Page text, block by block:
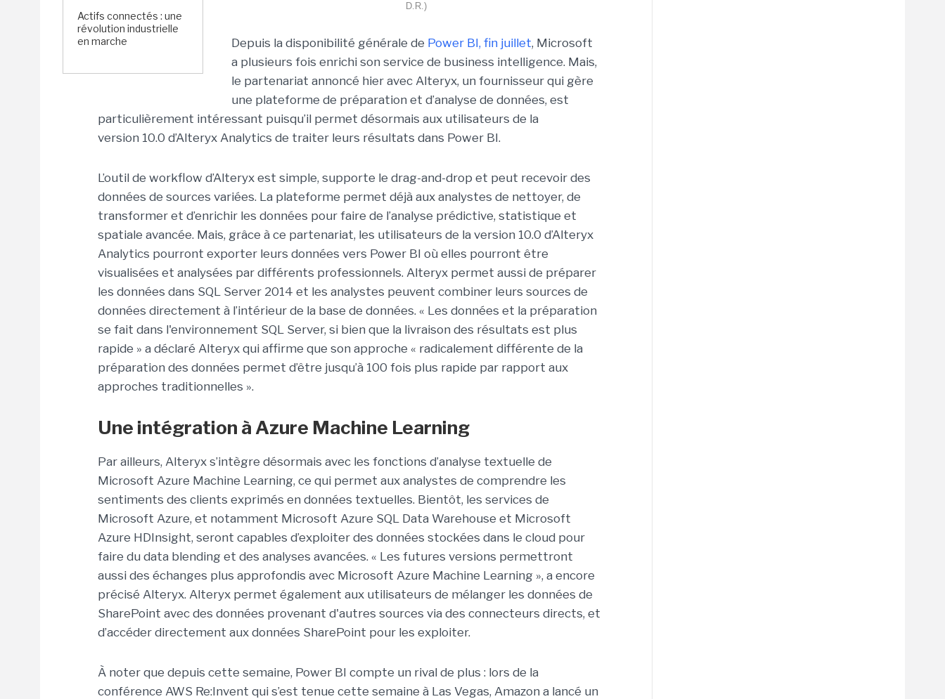
Actifs connectés : une
révolution industrielle
en marche
D.R.)
Depuis la disponibilité générale de Power BI, fin juillet, Microsoft
a plusieurs fois enrichi son service de business intelligence. Mais,
le partenariat annoncé hier avec Alteryx, un fournisseur qui gère
une plateforme de préparation et d’analyse de données, est
particulièrement intéressant puisqu’il permet désormais aux utilisateurs de la
version 10.0 d’Alteryx Analytics de traiter leurs résultats dans Power BI.
L’outil de workflow d’Alteryx est simple, supporte le drag-and-drop et peut recevoir des
données de sources variées. La plateforme permet déjà aux analystes de nettoyer, de
transformer et d’enrichir les données pour faire de l’analyse prédictive, statistique et
spatiale avancée. Mais, grâce à ce partenariat, les utilisateurs de la version 10.0 d’Alteryx
Analytics pourront exporter leurs données vers Power BI où elles pourront être
visualisées et analysées par différents professionnels. Alteryx permet aussi de préparer
les données dans SQL Server 2014 et les analystes peuvent combiner leurs sources de
données directement à l’intérieur de la base de données. « Les données et la préparation
se fait dans l'environnement SQL Server, si bien que la livraison des résultats est plus
rapide » a déclaré Alteryx qui affirme que son approche « radicalement différente de la
préparation des données permet d’être jusqu’à 100 fois plus rapide par rapport aux
approches traditionnelles ».
Une intégration à Azure Machine Learning
Par ailleurs, Alteryx s’intègre désormais avec les fonctions d’analyse textuelle de
Microsoft Azure Machine Learning, ce qui permet aux analystes de comprendre les
sentiments des clients exprimés en données textuelles. Bientôt, les services de
Microsoft Azure, et notamment Microsoft Azure SQL Data Warehouse et Microsoft
Azure HDInsight, seront capables d’exploiter des données stockées dans le cloud pour
faire du data blending et des analyses avancées. « Les futures versions permettront
aussi des échanges plus approfondis avec Microsoft Azure Machine Learning », a encore
précisé Alteryx. Alteryx permet également aux utilisateurs de mélanger les données de
SharePoint avec des données provenant d'autres sources via des connecteurs directs, et
d’accéder directement aux données SharePoint pour les exploiter.
À noter que depuis cette semaine, Power BI compte un rival de plus : lors de la
conférence AWS Re:Invent qui s’est tenue cette semaine à Las Vegas, Amazon a lancé un